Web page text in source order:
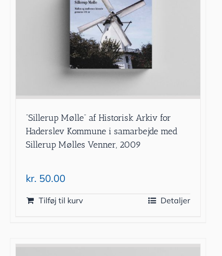
”Sillerup Mølle” af Historisk Arkiv for
Haderslev Kommune i samarbejde med
Sillerup Mølles Venner, 2009
kr. 50.00
Tilføj til kurv Detaljer